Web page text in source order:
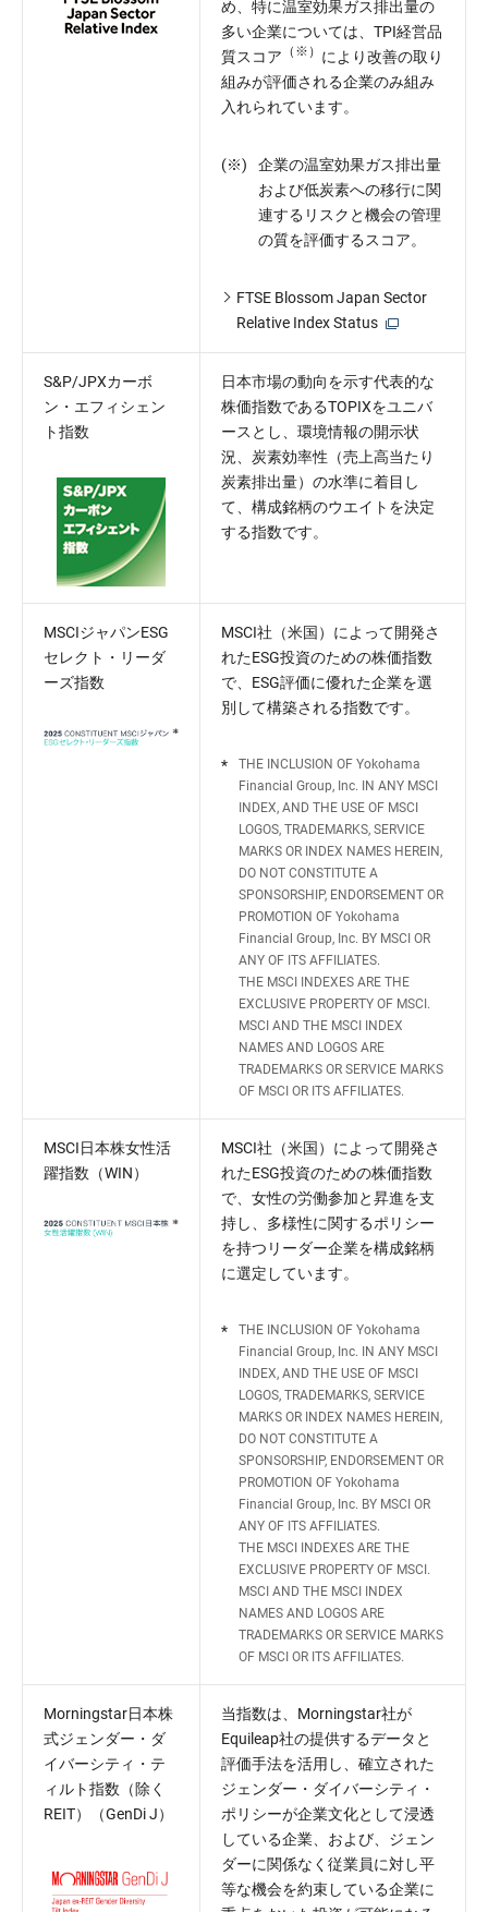
め、特に温室効果ガス排出量の
多い企業については、TPI経営品
質スコア （※） により改善の取り
組みが評価される企業のみ組み
入れられています。
(※)
企業の温室効果ガス排出量
および低炭素への移行に関
連するリスクと機会の管理
の質を評価するスコア。
FTSE Blossom Japan Sector
Relative Index Status
S&P/JPXカーボ
ン・エフィシェン
ト指数
日本市場の動向を示す代表的な
株価指数であるTOPIXをユニバ
ースとし、環境情報の開示状
況、炭素効率性（売上高当たり
炭素排出量）の水準に着目し
て、構成銘柄のウエイトを決定
する指数です。
MSCIジャパンESG
セレクト・リーダ
ーズ指数
MSCI社（米国）によって開発さ
れたESG投資のための株価指数
で、ESG評価に優れた企業を選
別して構築される指数です。
*
THE INCLUSION OF Yokohama
Financial Group, Inc. IN ANY MSCI
INDEX, AND THE USE OF MSCI
LOGOS, TRADEMARKS, SERVICE
MARKS OR INDEX NAMES HEREIN,
DO NOT CONSTITUTE A
SPONSORSHIP, ENDORSEMENT OR
PROMOTION OF Yokohama
Financial Group, Inc. BY MSCI OR
ANY OF ITS AFFILIATES.
THE MSCI INDEXES ARE THE
EXCLUSIVE PROPERTY OF MSCI.
MSCI AND THE MSCI INDEX
NAMES AND LOGOS ARE
TRADEMARKS OR SERVICE MARKS
OF MSCI OR ITS AFFILIATES.
MSCI日本株女性活
躍指数（WIN）
MSCI社（米国）によって開発さ
れたESG投資のための株価指数
で、女性の労働参加と昇進を支
持し、多様性に関するポリシー
を持つリーダー企業を構成銘柄
に選定しています。
*
THE INCLUSION OF Yokohama
Financial Group, Inc. IN ANY MSCI
INDEX, AND THE USE OF MSCI
LOGOS, TRADEMARKS, SERVICE
MARKS OR INDEX NAMES HEREIN,
DO NOT CONSTITUTE A
SPONSORSHIP, ENDORSEMENT OR
PROMOTION OF Yokohama
Financial Group, Inc. BY MSCI OR
ANY OF ITS AFFILIATES.
THE MSCI INDEXES ARE THE
EXCLUSIVE PROPERTY OF MSCI.
MSCI AND THE MSCI INDEX
NAMES AND LOGOS ARE
TRADEMARKS OR SERVICE MARKS
OF MSCI OR ITS AFFILIATES.
Morningstar日本株
式ジェンダー・ダ
イバーシティ・テ
ィルト指数（除く
REIT）（GenDi J）
当指数は、Morningstar社が
Equileap社の提供するデータと
評価手法を活用し、確立された
ジェンダー・ダイバーシティ・
ポリシーが企業文化として浸透
している企業、および、ジェン
ダーに関係なく従業員に対し平
等な機会を約束している企業に